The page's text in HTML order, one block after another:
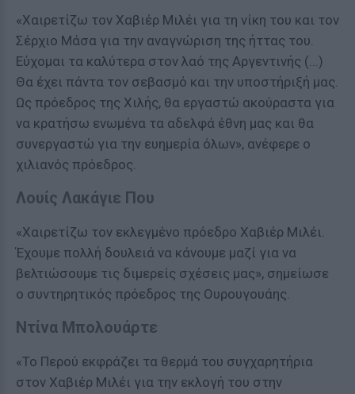
«Χαιρετίζω τον Χαβιέρ Μιλέι για τη νίκη του και τον
Σέρχιο Μάσα για την αναγνώριση της ήττας του.
Εύχομαι τα καλύτερα στον λαό της Αργεντινής (...)
Θα έχει πάντα τον σεβασμό και την υποστήριξή μας.
Ως πρόεδρος της Χιλής, θα εργαστώ ακούραστα για
να κρατήσω ενωμένα τα αδελφά έθνη μας και θα
συνεργαστώ για την ευημερία όλων», ανέφερε ο
χιλιανός πρόεδρος.
Λουίς Λακάγιε Που
«Χαιρετίζω τον εκλεγμένο πρόεδρο Χαβιέρ Μιλέι.
Έχουμε πολλή δουλειά να κάνουμε μαζί για να
βελτιώσουμε τις διμερείς σχέσεις μας», σημείωσε
ο συντηρητικός πρόεδρος της Ουρουγουάης.
Ντίνα Μπολουάρτε
«Το Περού εκφράζει τα θερμά του συγχαρητήρια
στον Χαβιέρ Μιλέι για την εκλογή του στην